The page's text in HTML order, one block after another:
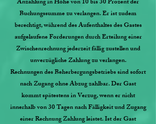
Anzahlung in Höhe von 10 bis 30 Prozent der
Buchungssumme zu verlangen. Er ist zudem
berechtigt, während des Aufenthaltes des Gastes
aufgelaufene Forderungen durch Erteilung einer
Zwischenrechnung jederzeit fällig zustellen und
unverzügliche Zahlung zu verlangen.
Rechnungen des Beherbergungsbetriebs sind sofort
nach Zugang ohne Abzug zahlbar. Der Gast
kommt spätestens in Verzug, wenn er nicht
innerhalb von 30 Tagen nach Fälligkeit und Zugang
einer Rechnung Zahlung leistet. Ist der Gast